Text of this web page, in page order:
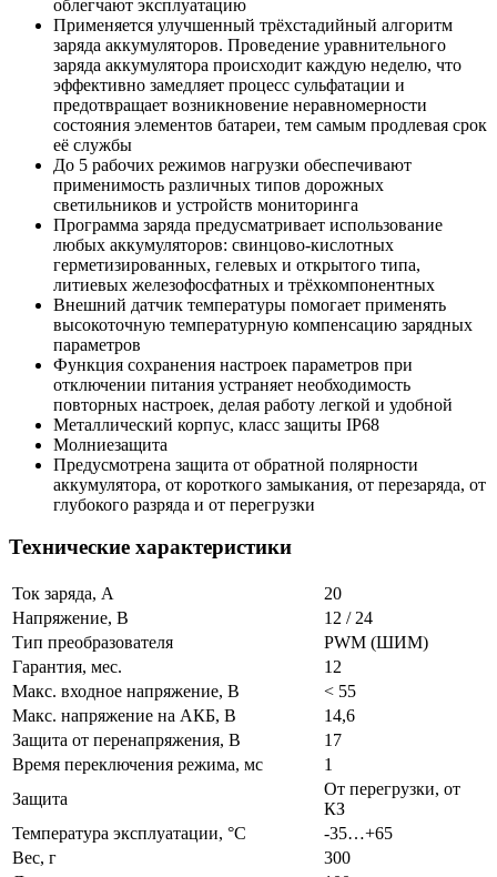
облегчают эксплуатацию
Применяется улучшенный трёхстадийный алгоритм
заряда аккумуляторов. Проведение уравнительного
заряда аккумулятора происходит каждую неделю, что
эффективно замедляет процесс сульфатации и
предотвращает возникновение неравномерности
состояния элементов батареи, тем самым продлевая срок
её службы
До 5 рабочих режимов нагрузки обеспечивают
применимость различных типов дорожных
светильников и устройств мониторинга
Программа заряда предусматривает использование
любых аккумуляторов: свинцово-кислотных
герметизированных, гелевых и открытого типа,
литиевых железофосфатных и трёхкомпонентных
Внешний датчик температуры помогает применять
высокоточную температурную компенсацию зарядных
параметров
Функция сохранения настроек параметров при
отключении питания устраняет необходимость
повторных настроек, делая работу легкой и удобной
Металлический корпус, класс защиты IP68
Молниезащита
Предусмотрена защита от обратной полярности
аккумулятора, от короткого замыкания, от перезаряда, от
глубокого разряда и от перегрузки
Технические характеристики
Ток заряда, А
20
Напряжение, В
12 / 24
Тип преобразователя
PWM (ШИМ)
Гарантия, мес.
12
Макс. входное напряжение, В
< 55
Макс. напряжение на АКБ, В
14,6
Защита от перенапряжения, В
17
Время переключения режима, мс
1
Защита
От перегрузки, от
КЗ
Температура эксплуатации, °C
-35…+65
Вес, г
300